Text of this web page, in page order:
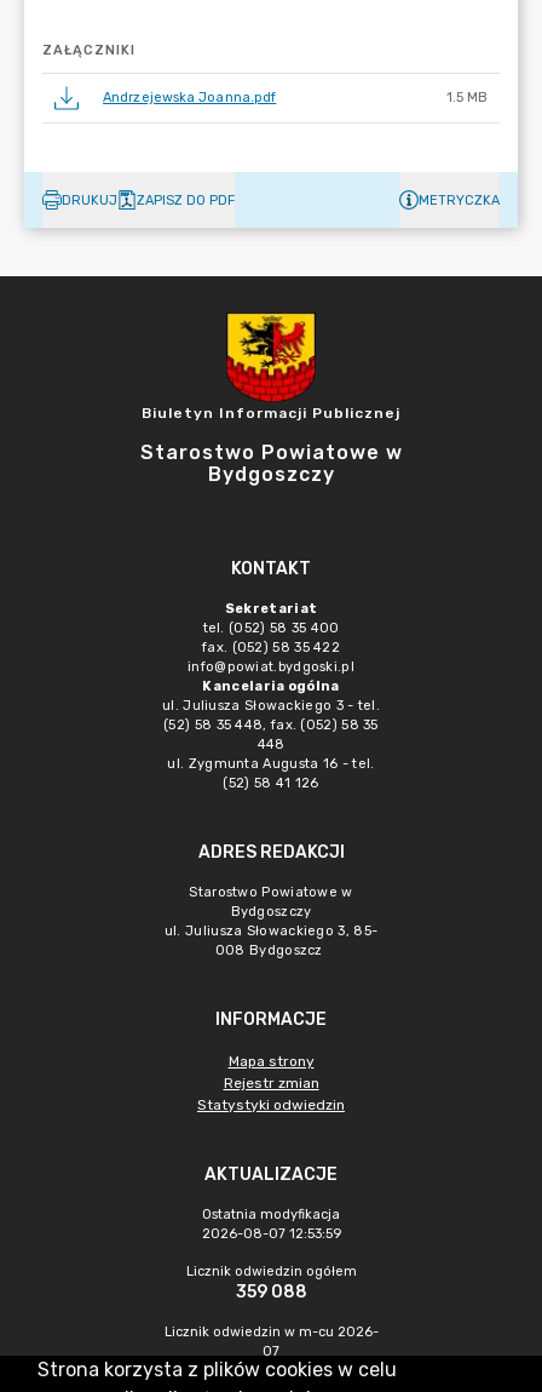
ZAŁĄCZNIKI
Andrzejewska Joanna.pdf 1.5 MB
DRUKUJ ZAPISZ DO PDF METRYCZKA
Biuletyn Informacji Publicznej
Starostwo Powiatowe w
Bydgoszczy
KONTAKT
Sekretariat
tel. (052) 58 35 400
fax. (052) 58 35 422
info@powiat.bydgoski.pl
Kancelaria ogólna
ul. Juliusza Słowackiego 3 - tel.
(52) 58 35 448, fax. (052) 58 35
448
ul. Zygmunta Augusta 16 - tel.
(52) 58 41 126
ADRES REDAKCJI
Starostwo Powiatowe w
Bydgoszczy
ul. Juliusza Słowackiego 3, 85-
008 Bydgoszcz
INFORMACJE
Mapa strony
Rejestr zmian
Statystyki odwiedzin
AKTUALIZACJE
Ostatnia modyfikacja
2026-08-07 12:53:59
Licznik odwiedzin ogółem
359 088
Licznik odwiedzin w m-cu 2026-
07
983
Strona korzysta z plików cookies w celu